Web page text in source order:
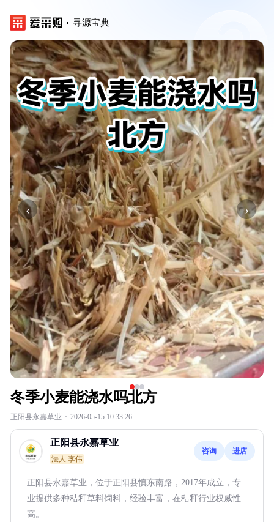
寻源宝典
‹ ›
冬季小麦能浇水吗北方
正阳县永嘉草业 · 2026-05-15 10:33:26
正阳县永嘉草业
法人:李伟
咨询 进店
正阳县永嘉草业，位于正阳县慎东南路，2017年成立，专
业提供多种秸秆草料饲料，经验丰富，在秸秆行业权威性
高。